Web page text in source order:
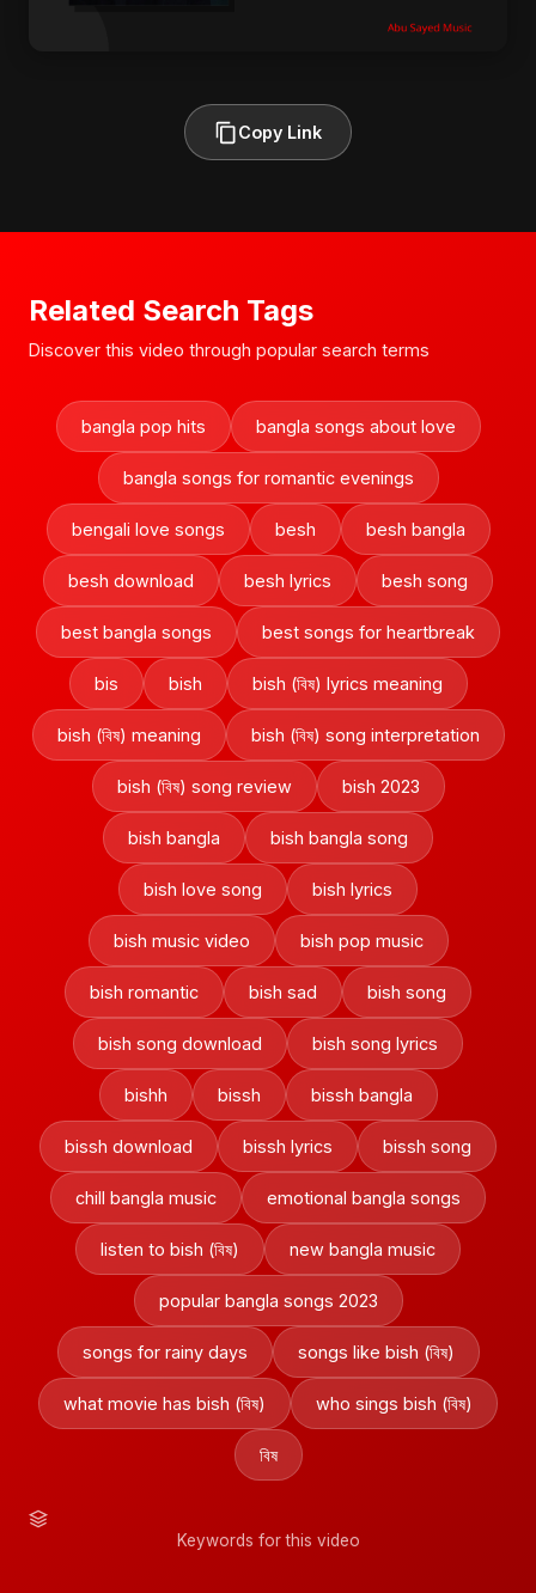
Copy Link
Related Search Tags
Discover this video through popular search terms
bangla pop hits bangla songs about love
bangla songs for romantic evenings
bengali love songs besh besh bangla
besh download besh lyrics besh song
best bangla songs best songs for heartbreak
bis bish bish (বিষ) lyrics meaning
bish (বিষ) meaning bish (বিষ) song interpretation
bish (বিষ) song review bish 2023
bish bangla bish bangla song
bish love song bish lyrics
bish music video bish pop music
bish romantic bish sad bish song
bish song download bish song lyrics
bishh bissh bissh bangla
bissh download bissh lyrics bissh song
chill bangla music emotional bangla songs
listen to bish (বিষ) new bangla music
popular bangla songs 2023
songs for rainy days songs like bish (বিষ)
what movie has bish (বিষ) who sings bish (বিষ)
বিষ
Keywords for this video